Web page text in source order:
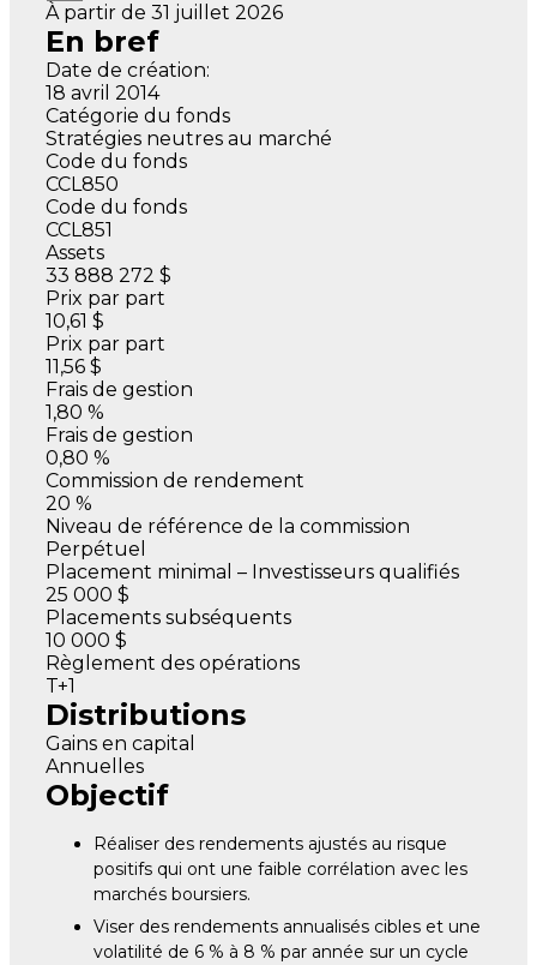
À partir de 31 juillet 2026
En bref
Date de création:
18 avril 2014
Catégorie du fonds
Stratégies neutres au marché
Code du fonds
CCL850
Code du fonds
CCL851
Assets
33 888 272 $
Prix par part
10,61 $
Prix par part
11,56 $
Frais de gestion
1,80 %
Frais de gestion
0,80 %
Commission de rendement
20 %
Niveau de référence de la commission
Perpétuel
Placement minimal – Investisseurs qualifiés
25 000 $
Placements subséquents
10 000 $
Règlement des opérations
T+1
Distributions
Gains en capital
Annuelles
Objectif
Réaliser des rendements ajustés au risque
positifs qui ont une faible corrélation avec les
marchés boursiers.
Viser des rendements annualisés cibles et une
volatilité de 6 % à 8 % par année sur un cycle